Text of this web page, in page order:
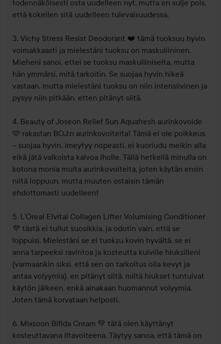
todennäköisesti osta uudelleen nyt, mutta en sulje pois,
että kokeilen sitä uudelleen tulevaisuudessa.
3. Vichy Stress Resist Deodorant ❤️ tämä tuoksuu hyvin
voimakkaasti ja mielestäni tuoksu on maskuliininen.
Mieheni sanoi, ettei se tuoksu maskuliiniselta, mutta
hän ymmärsi, mitä tarkoitin. Se suojaa hyvin hikeä
vastaan, mutta mielestäni tuoksu on niin intensiivinen ja
pysyy niin pitkään, etten pitänyt siitä.
4. Beauty of Joseon Relief Sun Aquafresh aurinkovoide
🩵 rakastan BOJ:n aurinkovoiteita! Tämä ei ole poikkeus
– suojaa hyvin, imeytyy nopeasti, ei kuoriudu meikin alla
eikä jätä valkoista kalvoa iholle. Tällä hetkellä minulla on
kotona monia muita aurinkovoiteita, joten käytän ensin
niitä loppuun, mutta muuten ostaisin tämän
ehdottomasti uudelleen!
5. L’Oreal Elvital Collagen Lifter Volumising Conditioner
💜 tästä ei tullut suosikkia, ja odotin vain, että se
loppuisi. Mielestäni se ei tuoksu kovin hyvältä, se ei
anna tarpeeksi ravintoa ja kosteutta kuiville hiuksilleni
(varmaankin siksi, että sen on tarkoitus olla kevyt ja
antaa volyymia), en pitänyt siitä, miltä hiukset tuntuivat
käytön jälkeen, enkä ainakaan huomannut volyymia.
Joten tämä korvataan helposti.
6. Mixsoon Bifida Cream 💚 tätä olen käyttänyt
kosteuttavana iltavoiteena. Täytyy sanoa, että tämä on